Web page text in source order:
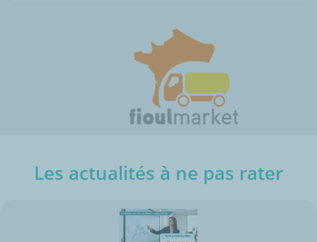
Les actualités à ne pas rater